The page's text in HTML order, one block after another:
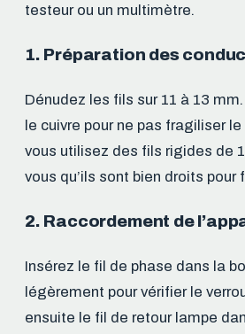
testeur ou un multimètre.
1. Préparation des
Dénudez les fils sur 11 à 13
le cuivre pour ne pas fragiliser le
vous utilisez des fils rigides de
vous qu’ils sont bien droits pour
2. Raccordement de
Insérez le fil de phase dans la
légèrement pour vérifier le
ensuite le fil de retour lampe